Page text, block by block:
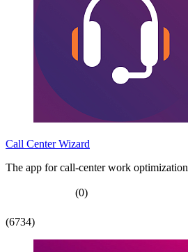
Call Center Wizard
The app for call-center work optimization
(0)
(6734)